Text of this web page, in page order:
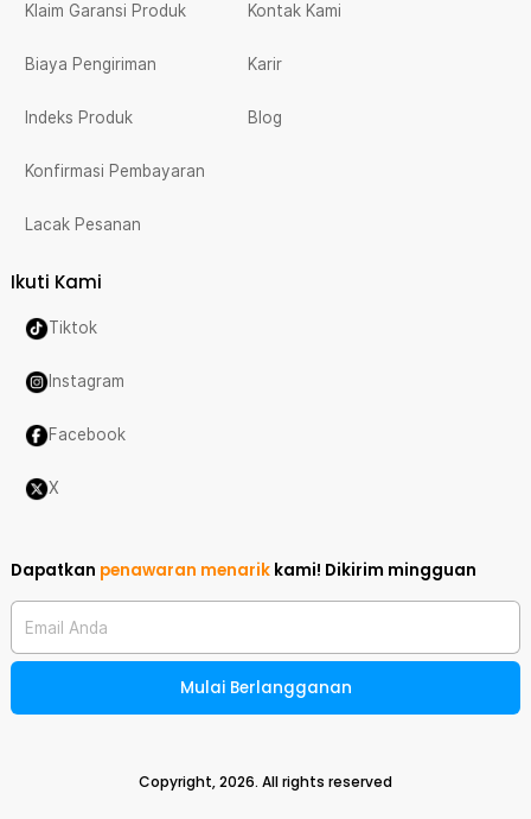
Klaim Garansi Produk
Biaya Pengiriman
Indeks Produk
Konfirmasi Pembayaran
Lacak Pesanan
Kontak Kami
Karir
Blog
Ikuti Kami
Tiktok
Instagram
Facebook
X
Dapatkan penawaran menarik kami! Dikirim mingguan
Email Anda
Mulai Berlangganan
Copyright,2026. All rights reserved